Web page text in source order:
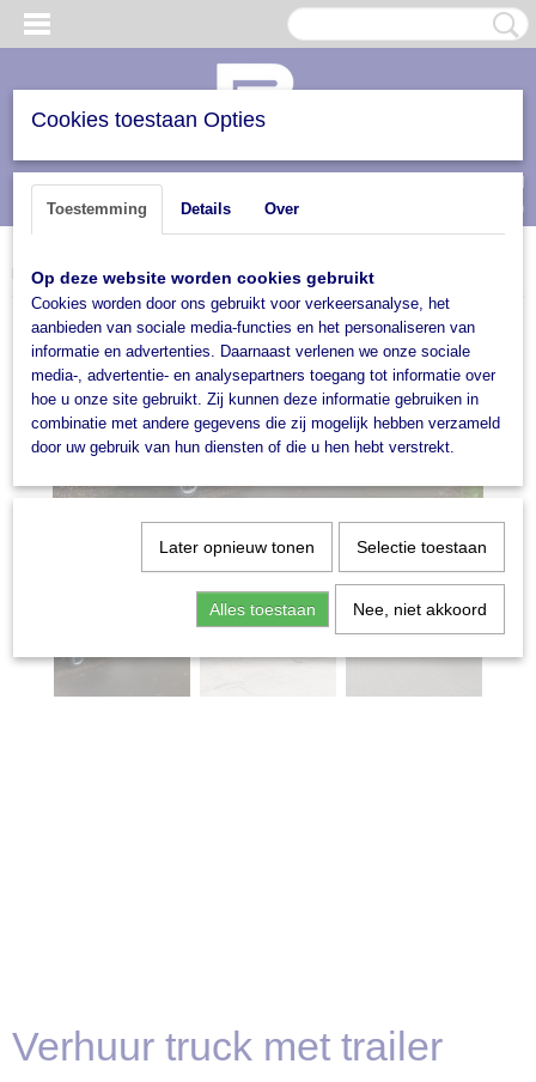
Inloggen Registreren
(0)
Home> Trailers en verhuur>Transport & verhuur>Verhuur truck met trailer
Verhuur truck met trailer
Cookies toestaan Opties
Toestemming Details Over
Op deze website worden cookies gebruikt
Cookies worden door ons gebruikt voor verkeersanalyse, het
aanbieden van sociale media-functies en het personaliseren van
informatie en advertenties. Daarnaast verlenen we onze sociale
media-, advertentie- en analysepartners toegang tot informatie over
hoe u onze site gebruikt. Zij kunnen deze informatie gebruiken in
combinatie met andere gegevens die zij mogelijk hebben verzameld
door uw gebruik van hun diensten of die u hen hebt verstrekt.
Later opnieuw tonen Selectie toestaan
Alles toestaan Nee, niet akkoord